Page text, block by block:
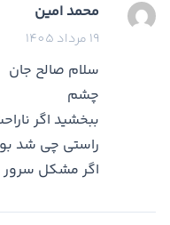
محمد امین
19 مرداد 1405
سلام صالح جان
چشم
ببخشید اگر
راستی چی شد
اگر مشکل سرور